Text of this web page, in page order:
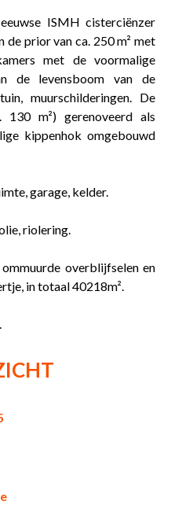
ISMH cisterciënzer
de prior van ca. 250 m² met
met de voormalige
de levensboom van de
muurschilderingen. De
m²) gerenoveerd als
kippenhok omgebouwd
garage, kelder.
riolering.
overblijfselen en
in totaal 40218m².